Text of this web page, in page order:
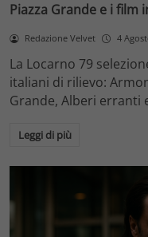
Piazza Grande e i film
Redazione Velvet 4
La Locarno 79
italiani di rilievo:
Grande, Alberi erranti
Leggi di più